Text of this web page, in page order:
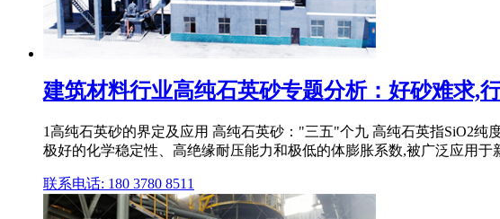
建筑材料行业高纯石英砂专题分析：好砂难求,
1高纯石英砂的界定及应用 高纯石英砂："三五"个九 高纯石英指SiO2
极好的化学稳定性、高绝缘耐压能力和极低的体膨胀系数,被广泛应用于
联系电话: 180 3780 8511